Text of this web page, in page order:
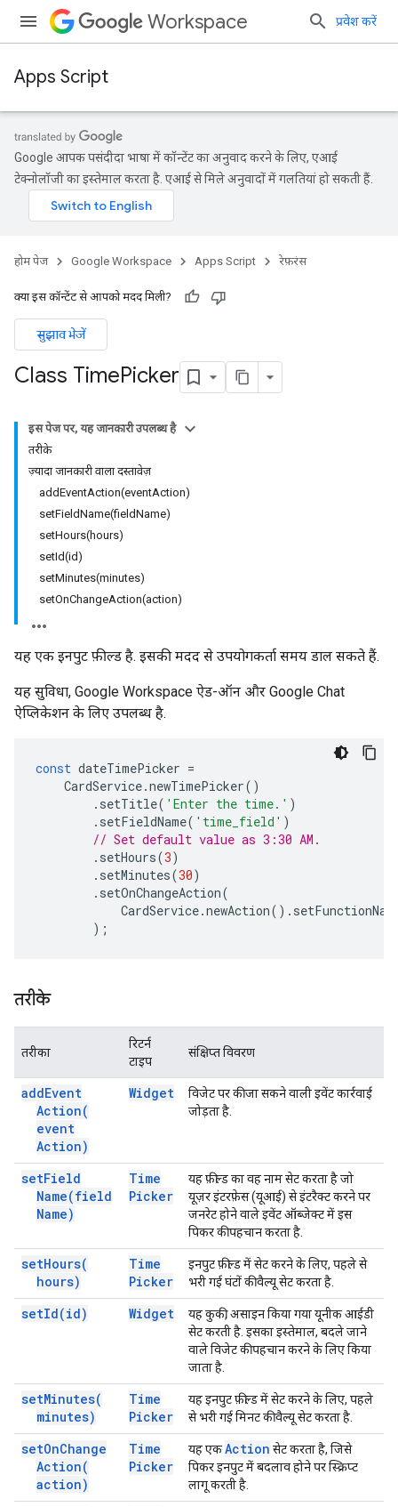
Workspace प्रवेश करें
Apps Script
Google आपकी पसंदीदा भाषा में कॉन्टेंट का अनुवाद करने के लिए, एआई
टेक्नोलॉजी का इस्तेमाल करता है. एआई से मिले अनुवादों में गलतियां हो सकती हैं.
होम पेज Google Workspace Apps Script रेफ़रंस
क्या इस कॉन्टेंट से आपको मदद मिली?
सुझाव भेजें
Class TimePicker
इस पेज पर, यह जानकारी उपलब्ध है
तरीके
ज़्यादा जानकारी वाला दस्तावेज़
addEventAction(eventAction)
setFieldName(fieldName)
setHours(hours)
setId(id)
setMinutes(minutes)
setOnChangeAction(action)
यह एक इनपुट फ़ील्ड है. इसकी मदद से उपयोगकर्ता समय डाल सकते हैं.
यह सुविधा, Google Workspace ऐड-ऑन और Google Chat
ऐप्लिकेशन के लिए उपलब्ध है.
const dateTimePicker =
CardService.newTimePicker()
. setTitle( 'Enter the time.' )
. setFieldName( 'time_field' )
// Set default value as 3:30 AM.
. setHours(3)
. setMinutes(30)
. setOnChangeAction(
CardService.newAction().
);
तरीके
तरीका
रिटर्न
टाइप
संक्षिप्त विवरण
addEvent
Action(
event
Action)
Widget
विजेट पर की जा सकने वाली इवेंट कार्रवाई
जोड़ता है.
setField
Name(field
Name)
Time
Picker
यह फ़ील्ड का वह नाम सेट करता है जो
यूज़र इंटरफ़ेस (यूआई) से इंटरैक्ट करने पर
जनरेट होने वाले इवेंट ऑब्जेक्ट में इस
पिकर की पहचान करता है.
setHours(
hours)
Time
Picker
इनपुट फ़ील्ड में सेट करने के लिए, पहले से
भरी गई घंटों की वैल्यू सेट करता है.
setId(id) Widget
यह कुकी, असाइन किया गया यूनीक आईडी
सेट करती है. इसका इस्तेमाल, बदले जाने
वाले विजेट की पहचान करने के लिए किया
जाता है.
setMinutes(
minutes)
Time
Picker
यह इनपुट फ़ील्ड में सेट करने के लिए, पहले
से भरी गई मिनट की वैल्यू सेट करता है.
setOnChange
Action(
action)
Time
Picker
यह एकAction सेट करता है, जिसे
पिकर इनपुट में बदलाव होने पर स्क्रिप्ट
लागू करती है.